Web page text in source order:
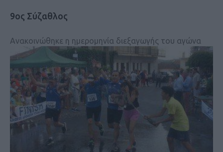
9ος Σύζαθλος
Ανακοινώθηκε η ημερομηνία διεξαγωγής του αγώνα